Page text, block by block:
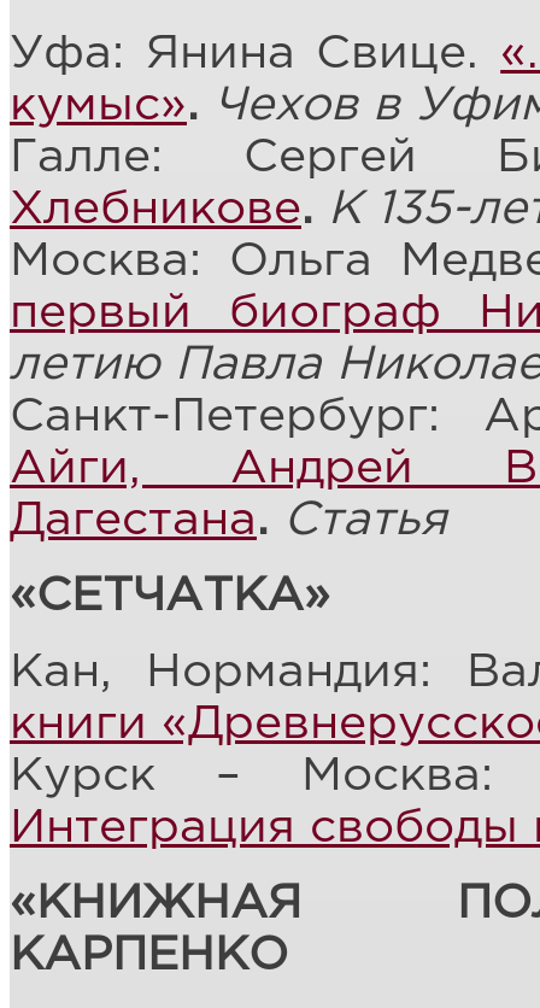
Уфа: Янина Свице.
кумыс». Чехов в
Галле: Сергей
Хлебникове. К 135-
Москва: Ольга
первый биограф
летию Павла
Санкт-Петербург:
Айги, Андрей
Дагестана. Статья
«СЕТЧАТКА»
Кан, Нормандия:
книги
Курск – Москва:
Интеграция свободы
«КНИЖНАЯ
КАРПЕНКО